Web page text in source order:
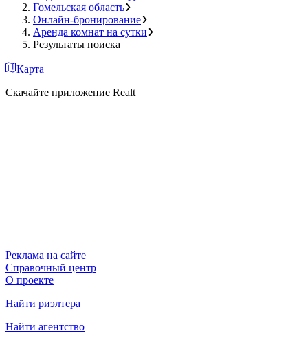
Гомельская область
Онлайн-бронирование
Аренда комнат на сутки
Результаты поиска
Карта
Скачайте приложение Realt
Реклама на сайте
Справочный центр
О проекте
Найти риэлтера
Найти агентство